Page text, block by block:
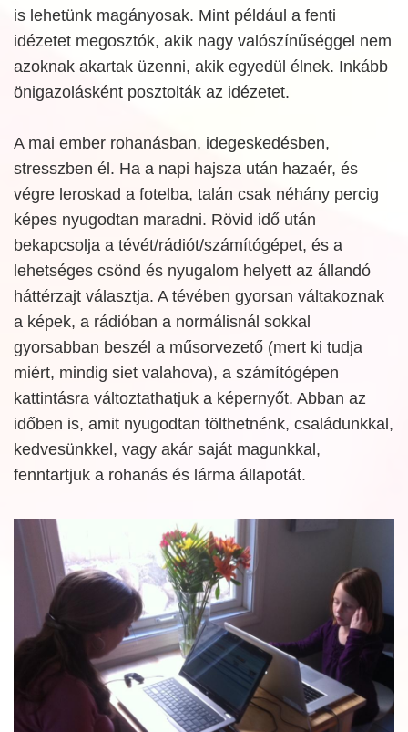
is lehetünk magányosak. Mint például a fenti
idézetet megosztók, akik nagy valószínűséggel nem
azoknak akartak üzenni, akik egyedül élnek. Inkább
önigazolásként posztolták az idézetet.
A mai ember rohanásban, idegeskedésben,
stresszben él. Ha a napi hajsza után hazaér, és
végre leroskad a fotelba, talán csak néhány percig
képes nyugodtan maradni. Rövid idő után
bekapcsolja a tévét/rádiót/számítógépet, és a
lehetséges csönd és nyugalom helyett az állandó
háttérzajt választja. A tévében gyorsan váltakoznak
a képek, a rádióban a normálisnál sokkal
gyorsabban beszél a műsorvezető (mert ki tudja
miért, mindig siet valahova), a számítógépen
kattintásra változtathatjuk a képernyőt. Abban az
időben is, amit nyugodtan tölthetnénk, családunkkal,
kedvesünkkel, vagy akár saját magunkkal,
fenntartjuk a rohanás és lárma állapotát.